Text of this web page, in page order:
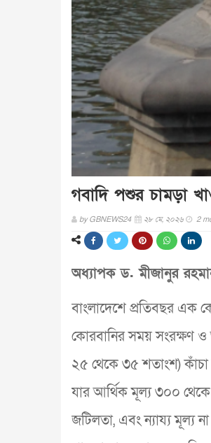
গবাদি পশুর চামড়া
byGBNEWS24 ২৮ মে, ২০২৬ 2
অধ্যাপক ড. মীজানুর
বাংলাদেশে প্রতিবছর এক
কোরবানির সময় সংরক্ষণ ও
২৫ থেকে ৩৫ শতাংশ) কাঁচা
যার আর্থিক মূল্য ৩০০
জটিলতা, এবং ন্যায্য মূল্য